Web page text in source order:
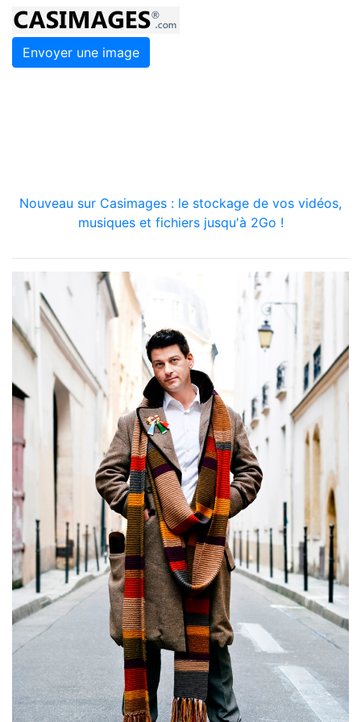
Envoyer une image
Nouveau sur Casimages : le stockage de vos vidéos,
musiques et fichiers jusqu'à 2Go !